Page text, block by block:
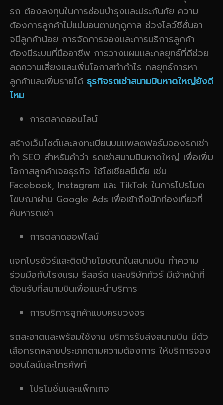
รถ ต้องลงทุนในการซ่อมบำรุงและประกันภัย ความ
ต้องการลูกค้าไม่แน่นอนตามฤดูกาล ช่วงโลว์ซีซั่นอา
จมีลูกค้าน้อย การจัดการจองและการบริการลูกค้า
ต้องมีระบบที่มืออาชีพ การวางแผนและกลยุทธ์ที่ดีช่วย
ลดความเสี่ยงและเพิ่มโอกาสทำกำไร กลยุทธ์การหา
ลูกค้าและเพิ่มรายได้ ธุรกิจรถเช่าสนามบินหาดใหญ่ยังดี
ไหม
การตลาดออนไลน์
สร้างเว็บไซต์และลงทะเบียนบนแพลตฟอร์มจองรถเช่า
ทำ SEO สำหรับคำว่า รถเช่าสนามบินหาดใหญ่ เพื่อเพิ่ม
โอกาสลูกค้าเจอธุรกิจ ใช้โซเชียลมีเดีย เช่น
Facebook, Instagram และ TikTok ในการโปรโมต
โฆษณาผ่าน Google Ads เพื่อเข้าถึงนักท่องเที่ยวที่
ค้นหารถเช่า
การตลาดออฟไลน์
แจกโบรชัวร์และติดป้ายโฆษณาในสนามบิน ทำความ
ร่วมมือกับโรงแรม รีสอร์ต และบริษัททัวร์ มีเจ้าหน้าที่
ต้อนรับที่สนามบินเพื่อแนะนำบริการ
การบริการลูกค้าแบบครบวงจร
รถสะอาดและพร้อมใช้งาน บริการรับส่งสนามบิน มีตัว
เลือกรถหลายประเภทตามความต้องการ ให้บริการจอง
ออนไลน์และโทรศัพท์
โปรโมชั่นและแพ็กเกจ